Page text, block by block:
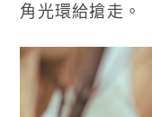
角光環給搶走。